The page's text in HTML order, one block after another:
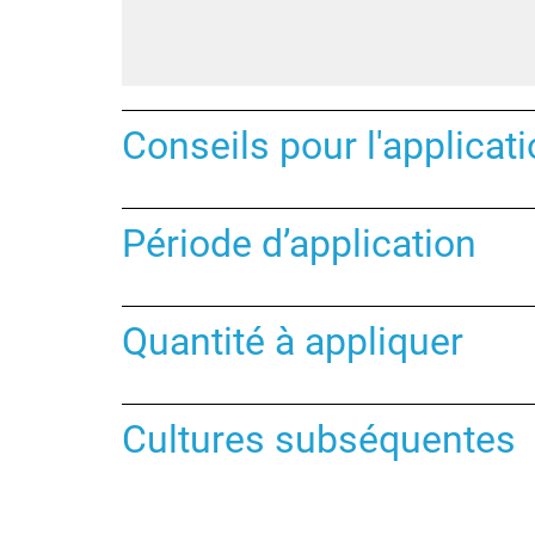
Conseils pour
Période d’application
Quantité à appliquer
Cultures subséquentes